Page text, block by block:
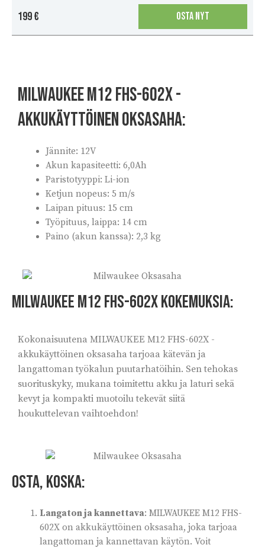
199 € OSTA NYT
MILWAUKEE M12 FHS-602X -
akkukäyttöinen oksasaha:
Jännite: 12V
Akun kapasiteetti: 6,0Ah
Paristotyyppi: Li-ion
Ketjun nopeus: 5 m/s
Laipan pituus: 15 cm
Työpituus, laippa: 14 cm
Paino (akun kanssa): 2,3 kg
MILWAUKEE M12 FHS-602X kokemuksia:
Kokonaisuutena MILWAUKEE M12 FHS-602X -
akkukäyttöinen oksasaha tarjoaa kätevän ja
langattoman työkalun puutarhatöihin. Sen tehokas
suorituskyky, mukana toimitettu akku ja laturi sekä
kevyt ja kompakti muotoilu tekevät siitä
houkuttelevan vaihtoehdon!
Osta, koska:
Langaton ja kannettava: MILWAUKEE M12 FHS-
602X on akkukäyttöinen oksasaha, joka tarjoaa
langattoman ja kannettavan käytön. Voit